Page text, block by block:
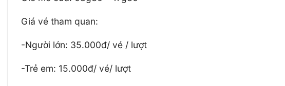
Giá vé tham quan:
-Người lớn: 35.000đ/ vé / lượt
-Trẻ em: 15.000đ/ vé/ lượt